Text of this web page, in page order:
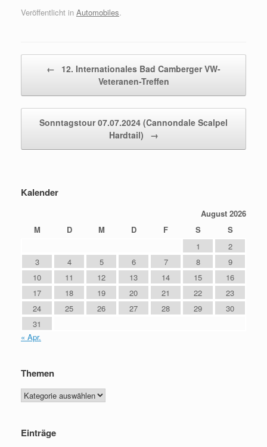
Veröffentlicht in Automobiles.
←
12. Internationales Bad Camberger VW-
Veteranen-Treffen
Sonntagstour 07.07.2024 (Cannondale Scalpel
Hardtail)
→
Kalender
August 2026
M
D M D F S
S
1
2
3
4 5 6 7 8
9
10
11 12 13 14 15
16
17
18 19 20 21 22
23
24
25 26 27 28 29
30
31
« Apr.
Themen
Themen
Einträge